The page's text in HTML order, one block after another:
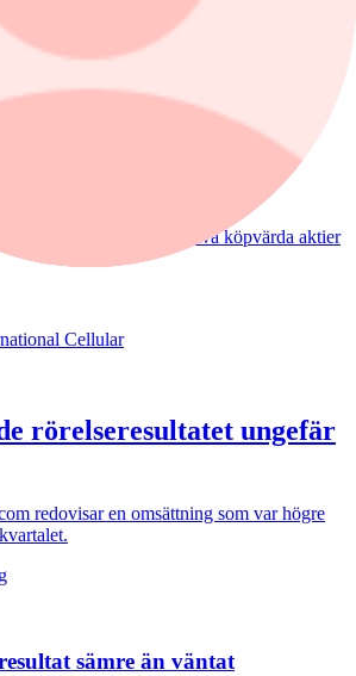
och flera av affärerna kan bli riktiga
Fast då vill det till att just storsatsningen på
av typen chicken nuggets, blir lönsam.
storbanken
Östblad lyfter fram två köpvärda aktier
Cellular
rörelseresultatet ungefär
redovisar en omsättning som var högre
sämre än väntat